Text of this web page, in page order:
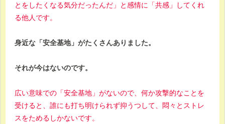
とをしたくなる気分だったんだ」と感情に「共感」してくれ
る他人です。
身近な「安全基地」がたくさんありました。
それが今はないのです。
広い意味での「安全基地」がないので、何か攻撃的なことを
受けると、誰にも打ち明けられず抑うつして、悶々とストレ
スをためるしかないです。